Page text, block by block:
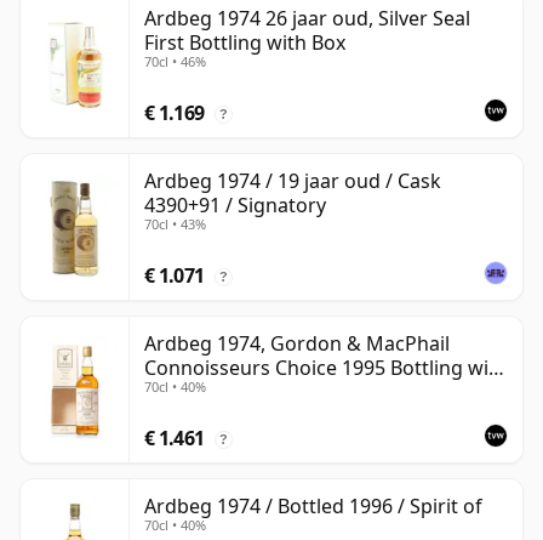
Ardbeg 1974 26 jaar oud, Silver Seal
First Bottling with Box
70cl • 46%
€ 1.169 ?
Ardbeg 1974 / 19 jaar oud / Cask
4390+91 / Signatory
70cl • 43%
€ 1.071 ?
Ardbeg 1974, Gordon & MacPhail
Connoisseurs Choice 1995 Bottling with
Carton
70cl • 40%
€ 1.461 ?
Ardbeg 1974 / Bottled 1996 / Spirit of
70cl • 40%